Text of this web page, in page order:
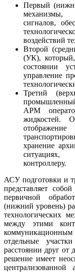
Первый
механизмы,
сигналов,
воздействий
Второй
(УК),
состоянии
управление
Третий
АРМ
жидкостей.
хранение
ситуациях,
контроллеру.
АСУ подготовки и
представляет
первичной
(нижний уровень)
технологических
между этими
отдельные
расстоянии друг от
решение имеет
централизованной